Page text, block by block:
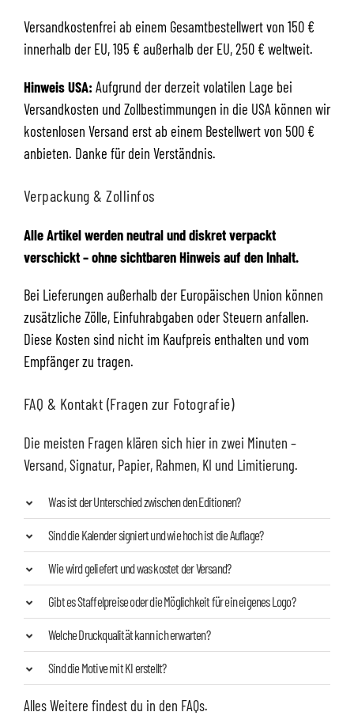
Versandkostenfrei ab einem Gesamtbestellwert von 150 €
innerhalb der EU, 195 € außerhalb der EU, 250 € weltweit.
Hinweis USA: Aufgrund der derzeit volatilen Lage bei
Versandkosten und Zollbestimmungen in die USA können wir
kostenlosen Versand erst ab einem Bestellwert von 500 €
anbieten. Danke für dein Verständnis.
Verpackung & Zollinfos
Alle Artikel werden neutral und diskret verpackt
verschickt – ohne sichtbaren Hinweis auf den Inhalt.
Bei Lieferungen außerhalb der Europäischen Union können
zusätzliche Zölle, Einfuhrabgaben oder Steuern anfallen.
Diese Kosten sind nicht im Kaufpreis enthalten und vom
Empfänger zu tragen.
FAQ & Kontakt (Fragen zur Fotografie)
Die meisten Fragen klären sich hier in zwei Minuten –
Versand, Signatur, Papier, Rahmen, KI und Limitierung.
Was ist der Unterschied zwischen den Editionen?
Sind die Kalender signiert und wie hoch ist die Auflage?
Wie wird geliefert und was kostet der Versand?
Gibt es Staffelpreise oder die Möglichkeit für ein eigenes Logo?
Welche Druckqualität kann ich erwarten?
Sind die Motive mit KI erstellt?
Alles Weitere findest du in den FAQs.